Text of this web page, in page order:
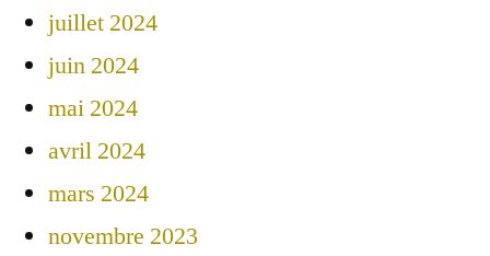
juillet 2024
juin 2024
mai 2024
avril 2024
mars 2024
novembre 2023